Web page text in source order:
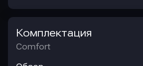
Комплектация
Comfort